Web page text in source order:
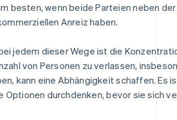
besten, wenn beide Parteien neben
Anreiz haben.
jedem dieser Wege ist die
von Personen zu verlassen,
kann eine Abhängigkeit schaffen. Es
Optionen durchdenken, bevor sie sich